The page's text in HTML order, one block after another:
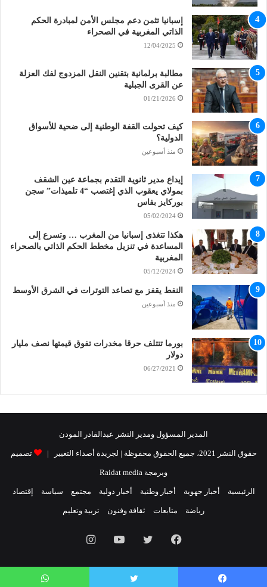
إسبانيا تثمن دعم مجلس الأمن لمبادرة الحكم
الذاتي المغربية في الصحراء
12/04/2025
مطالبة برلمانية بتقنين النقل المزدوج لفك العزلة
عن القرى الجبلية
01/21/2026
كيف تحولت القفة الوطنية إلى ضحية للأسواق
الدولية؟
منذ أسبوعين
إيداع مدير ثانوية التقدم بجماعة عين الشقف
بمولاي يعقوب الذي إغتصب “4 تلميذات” سجن
بوركايز بفاس
05/02/2024
هكذا تتغذى إسبانيا من المغرب … وتسرع إلى
المساعدة في تنزيل مخطط الحكم الذاتي بالصحراء
المغربية
05/12/2024
النفط يقفز مع تصاعد التوترات في الشرق الأوسط
منذ أسبوعين
بورما تتتلف حرقا مخدرات تفوق قيمتها نصف مليار
دولار
06/27/2021
المدير المسؤول ومدير النشر عبدالقادر المودن
حقوق النشر 2021، جميع الحقوق محفوظة | لجريدة أصداء التغيير | تصميم
وبرمجة Raidat media
الرئيسية أخبار جهوية أخبار وطنية أخبار دولية مجتمع سياسة إقتصاد
رياضة متابعات ثقافة وفنون تربية وتعليم
فيسبوك تويتر يوتيوبانستقرام